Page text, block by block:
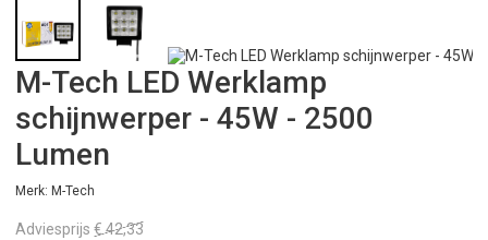
M-Tech LED Werklamp
schijnwerper - 45W - 2500
Lumen
Merk: M-Tech
Adviesprijs € 42,33